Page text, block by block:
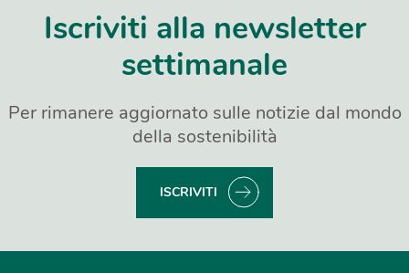
Iscriviti alla newsletter
settimanale
Per rimanere aggiornato sulle notizie dal mondo
della sostenibilità
ISCRIVITI